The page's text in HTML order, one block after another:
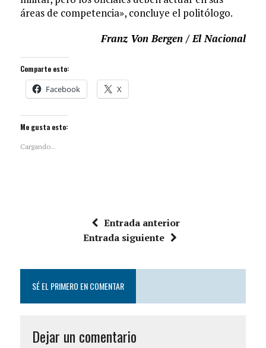
áreas de competencia», concluye el politólogo.
Franz Von Bergen / El Nacional
Comparte esto:
Facebook X
Me gusta esto:
Cargando...
Entrada anterior
Entrada siguiente
SÉ EL PRIMERO EN COMENTAR
Dejar un comentario